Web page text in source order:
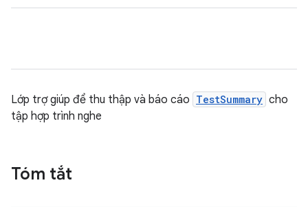
Lớp trợ giúp để thu thập và báo cáo TestSummary cho
tập hợp trình nghe
Tóm tắt